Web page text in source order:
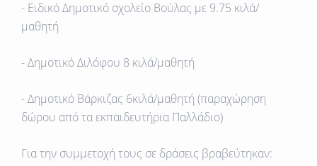
- Ειδικό Δημοτικό σχολείο Βούλας με 9.75 κιλά/
μαθητή
- Δημοτικό Διλόφου 8 κιλά/μαθητή
- Δημοτικό Βάρκιζας 6κιλά/μαθητή (παραχώρηση
δώρου από τα εκπαιδευτήρια Παλλάδιο)
Για την συμμετοχή τους σε δράσεις βραβεύτηκαν: